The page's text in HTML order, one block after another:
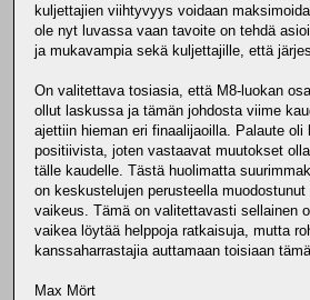
kuljettajien viihtyvyys voidaan
ole nyt luvassa vaan tavoite on tehdä
ja mukavampia sekä kuljettajille, että
On valitettava tosiasia, että M8-luokan
ollut laskussa ja tämän johdosta viime
ajettiin hieman eri finaalijaoilla. Palaute oli
positiivista, joten vastaavat muutokset
tälle kaudelle. Tästä huolimatta
on keskustelujen perusteella
vaikeus. Tämä on valitettavasti sellainen
vaikea löytää helppoja ratkaisuja, mutta
kanssaharrastajia auttamaan toisiaan
Max Mört